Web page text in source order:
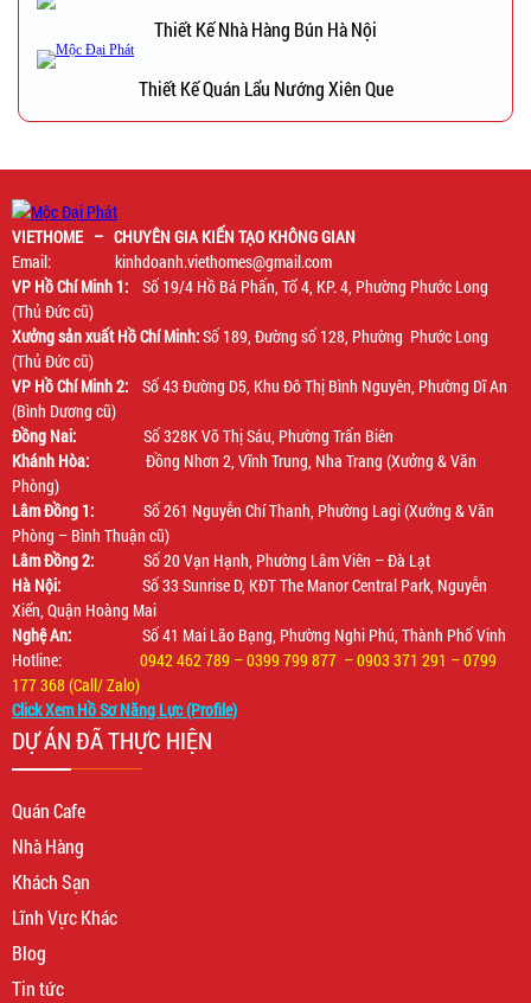
Thiết Kế Nhà Hàng Bún Hà Nội
Thiết Kế Quán Lẩu Nướng Xiên Que
VIETHOME – CHUYÊN GIA KIẾN TẠO KHÔNG GIAN
Email: kinhdoanh.viethomes@gmail.com
VP Hồ Chí Minh 1: Số 19/4 Hồ Bá Phấn, Tổ 4, KP. 4, Phường Phước Long
(Thủ Đức cũ)
Xưởng sản xuất Hồ Chí Minh:Số 189, Đường số 128, Phường Phước Long
(Thủ Đức cũ)
VP Hồ Chí Minh 2: Số 43 Đường D5, Khu Đô Thị Bình Nguyên, Phường Dĩ An
(Bình Dương cũ)
Đồng Nai: Số 328K Võ Thị Sáu, Phường Trấn Biên
Khánh Hòa: Đồng Nhơn 2, Vĩnh Trung, Nha Trang (Xưởng & Văn
Phòng)
Lâm Đồng 1: Số 261 Nguyễn Chí Thanh, Phường Lagi (Xưởng & Văn
Phòng – Bình Thuận cũ)
Lâm Đồng 2: Số 20 Vạn Hạnh, Phường Lâm Viên – Đà Lạt
Hà Nội: Số 33 Sunrise D, KĐT The Manor Central Park, Nguyễn
Xiển, Quận Hoàng Mai
Nghệ An: Số 41 Mai Lão Bạng, Phường Nghi Phú, Thành Phố Vinh
Hotline: 0942 462 789 – 0399 799 877 – 0903 371 291 – 0799
177 368 (Call/ Zalo)
Click Xem Hồ Sơ Năng Lực (Profile)
DỰ ÁN ĐÃ THỰC HIỆN
Quán Cafe
Nhà Hàng
Khách Sạn
Lĩnh Vực Khác
Blog
Tin tức